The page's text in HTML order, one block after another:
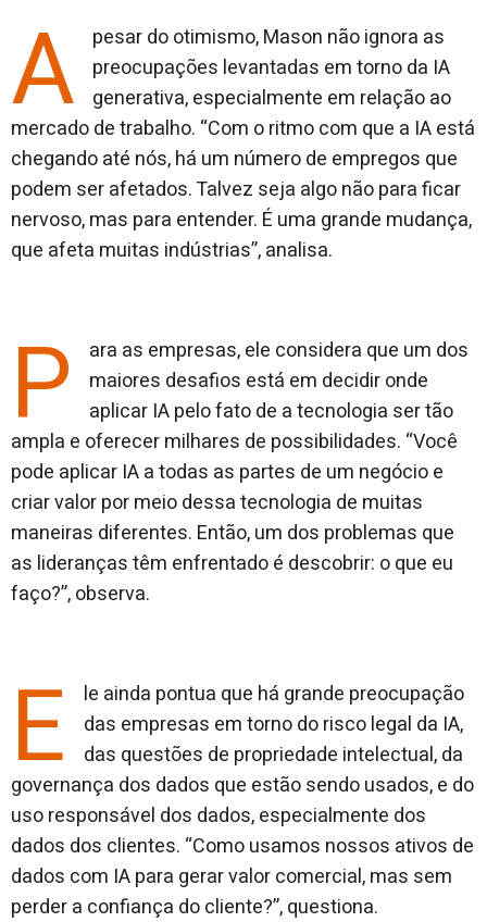
A
pesar do otimismo, Mason não ignora as
preocupações levantadas em torno da IA
generativa, especialmente em relação ao
mercado de trabalho. “Com o ritmo com que a IA está
chegando até nós, há um número de empregos que
podem ser afetados. Talvez seja algo não para ficar
nervoso, mas para entender. É uma grande mudança,
que afeta muitas indústrias”, analisa.
P
ara as empresas, ele considera que um dos
maiores desafios está em decidir onde
aplicar IA pelo fato de a tecnologia ser tão
ampla e oferecer milhares de possibilidades. “Você
pode aplicar IA a todas as partes de um negócio e
criar valor por meio dessa tecnologia de muitas
maneiras diferentes. Então, um dos problemas que
as lideranças têm enfrentado é descobrir: o que eu
faço?”, observa.
E
le ainda pontua que há grande preocupação
das empresas em torno do risco legal da IA,
das questões de propriedade intelectual, da
governança dos dados que estão sendo usados, e do
uso responsável dos dados, especialmente dos
dados dos clientes. “Como usamos nossos ativos de
dados com IA para gerar valor comercial, mas sem
perder a confiança do cliente?”, questiona.